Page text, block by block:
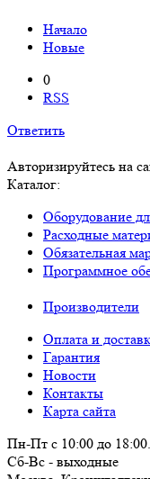
Начало
Новые
0
RSS
Ответить
Авторизируйтесь на
Каталог:
Оборудование
Расходные
Обязательная
Программное
Производители
Оплата и
Гарантия
Новости
Контакты
Карта сайта
Пн-Пт с 10:00 до 18:00.
Сб-Вс - выходные